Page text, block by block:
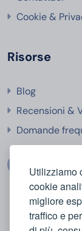
Utilizziamo
cookie
migliore
traffico e
Cookie &
Risorse
Blog
Recensioni &
Domande